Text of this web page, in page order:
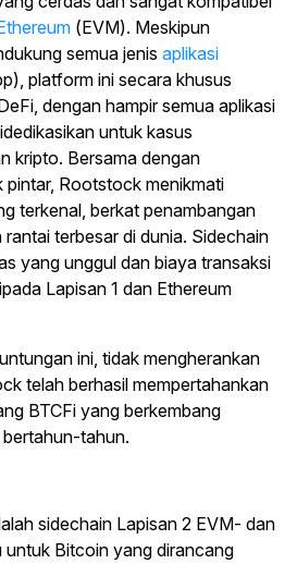
(EVM). Meskipun
semua jenis aplikasi
platform ini secara khusus
dengan hampir semua aplikasi
untuk kasus
kripto. Bersama dengan
Rootstock menikmati
terkenal, berkat penambangan
terbesar di dunia. Sidechain
yang unggul dan biaya transaksi
Lapisan 1 dan Ethereum
ini, tidak mengherankan
telah berhasil mempertahankan
BTCFi yang berkembang
tahun.
sidechain Lapisan 2 EVM- dan
Bitcoin yang dirancang